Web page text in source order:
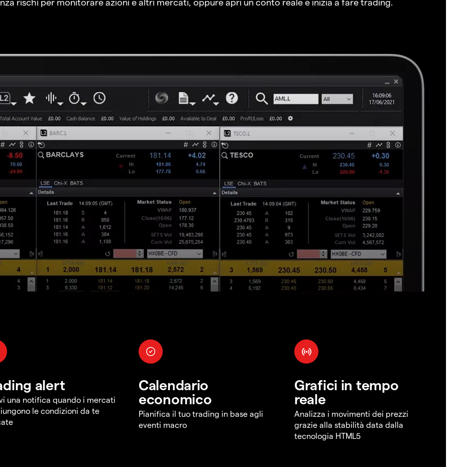
alert
una notifica quando i mercati
le condizioni da te
Calendario
economico
Pianifica il tuo trading in base agli
eventi macro
Grafici in tempo
reale
Analizza i movimenti dei prezzi
grazie alla stabilità data dalla
tecnologia HTML5